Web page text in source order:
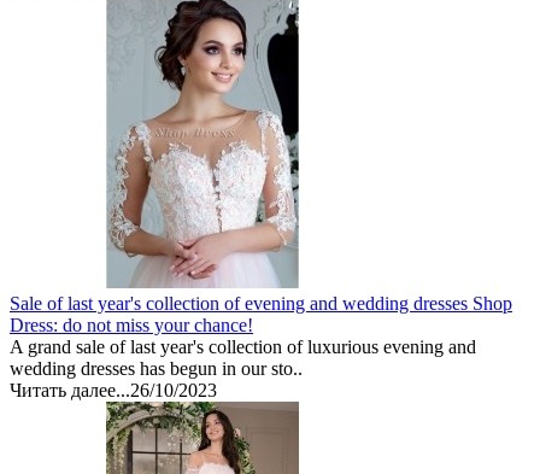
Sale of last year's collection of evening and wedding dresses Shop
Dress: do not miss your chance!
A grand sale of last year's collection of luxurious evening and
wedding dresses has begun in our sto..
Читать далее...26/10/2023